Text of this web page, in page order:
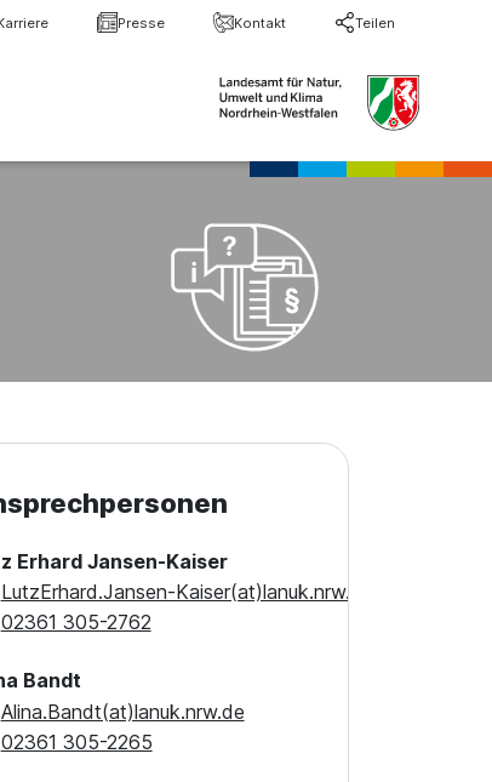
Presse Kontakt Teilen
Suche schließen
Erhard Jansen-Kaiser
LutzErhard.Jansen-Kaiser(at)lanuk.nrw.de
02361 305-2762
Bandt
Alina.Bandt(at)lanuk.nrw.de
02361 305-2265